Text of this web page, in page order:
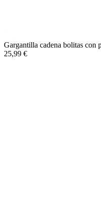
Gargantilla cadena bolitas con
25,99 €